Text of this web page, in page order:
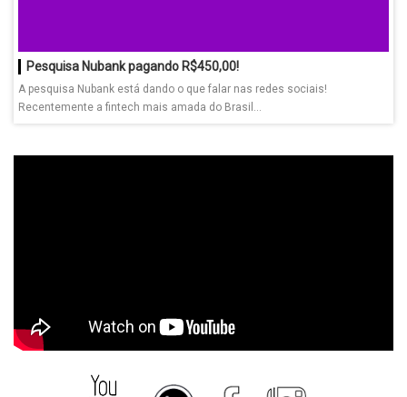
Pesquisa Nubank pagando R$450,00!
A pesquisa Nubank está dando o que falar nas redes sociais!
Recentemente a fintech mais amada do Brasil...